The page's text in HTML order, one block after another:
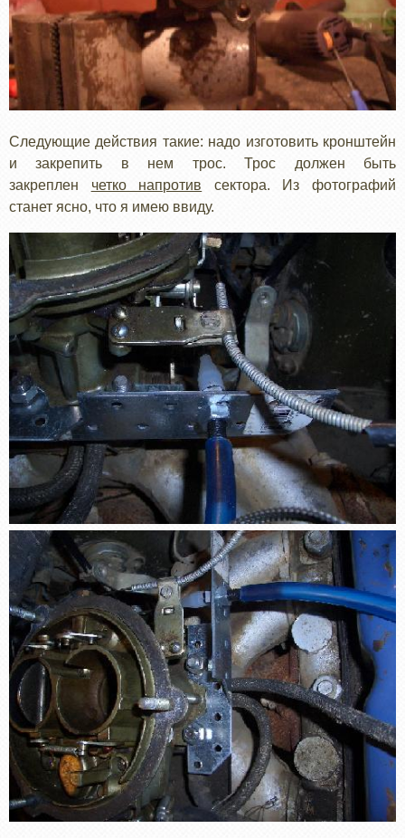
Следующие действия такие: надо изготовить кронштейн
и закрепить в нем трос. Трос должен быть
закреплен четко напротив сектора. Из фотографий
станет ясно, что я имею ввиду.